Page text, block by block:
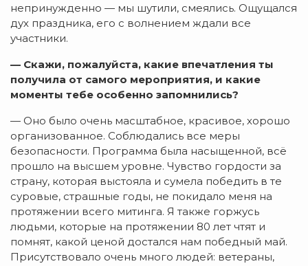
непринужденно — мы шутили, смеялись. Ощущался
дух праздника, его с волнением ждали все
участники.
— Скажи, пожалуйста, какие впечатления ты
получила от самого мероприятия, и какие
моменты тебе особенно запомнились?
— Оно было очень масштабное, красивое, хорошо
организованное. Соблюдались все меры
безопасности. Программа была насыщенной, всё
прошло на высшем уровне. Чувство гордости за
страну, которая выстояла и сумела победить в те
суровые, страшные годы, не покидало меня на
протяжении всего митинга. Я также горжусь
людьми, которые на протяжении 80 лет чтят и
помнят, какой ценой достался нам победный май.
Присутствовало очень много людей: ветераны,